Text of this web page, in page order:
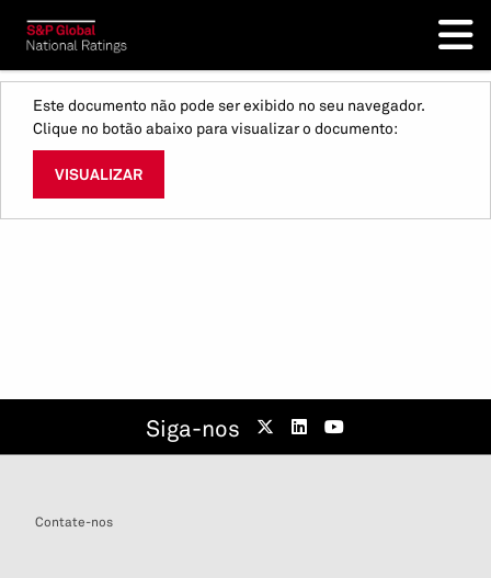
Este documento não pode ser exibido no seu navegador.
Clique no botão abaixo para visualizar o documento:
VISUALIZAR
Siga-nos
Contate-nos